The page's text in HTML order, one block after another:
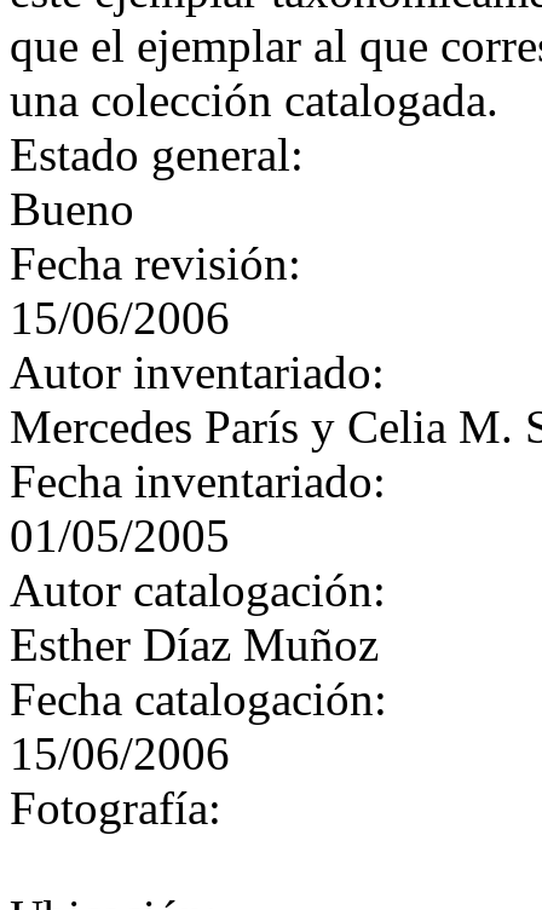
que el ejemplar al que
una colección catalogada.
Estado general:
Bueno
Fecha revisión:
15/06/2006
Autor inventariado:
Mercedes París y Celia M.
Fecha inventariado:
01/05/2005
Autor catalogación:
Esther Díaz Muñoz
Fecha catalogación:
15/06/2006
Fotografía: